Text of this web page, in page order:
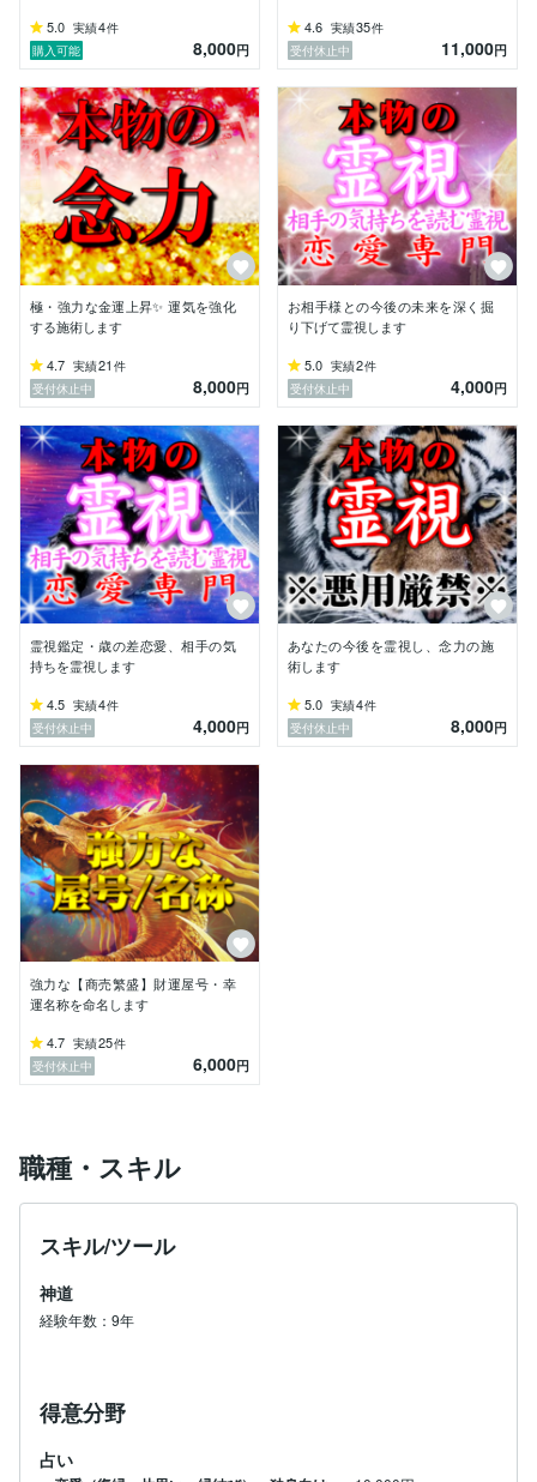
念力の難易度にもよりますが、強力な念力を送るには体
力的に１日１依頼が限界です。
5.0 実績4件
購入可能
8,000円
4.6 実績35件
受付休止中
11,000円
極・強力な金運上昇✨ 運気を強化
する施術します
4.7 実績21 件
受付休止中
8,000円
お相手様との今後の未来を深く掘
り下げて霊視します
5.0 実績2件
受付休止中
4,000円
霊視鑑定・歳の差恋愛、相手の気
持ちを霊視します
4.5 実績4件
受付休止中
4,000円
あなたの今後を霊視し、念力の施
術します
5.0 実績4件
受付休止中
8,000円
強力な【商売繁盛】財運屋号・幸
運名称を命名します
4.7 実績25件
受付休止中
6,000円
職種・スキル
スキル/ツール
神道
経験年数：9年
得意分野
占い